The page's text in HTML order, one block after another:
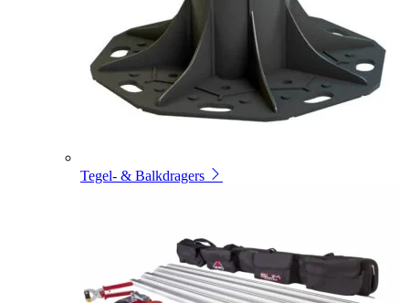
Tegel- & Balkdragers